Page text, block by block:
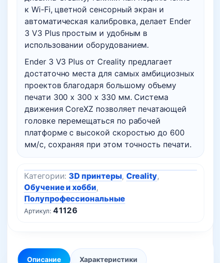
к Wi-Fi, цветной сенсорный экран и
автоматическая калибровка, делает Ender
3 V3 Plus простым и удобным в
использовании оборудованием.
Ender 3 V3 Plus от Creality предлагает
достаточно места для самых амбициозных
проектов благодаря большому объему
печати 300 x 300 x 330 мм. Система
движения CoreXZ позволяет печатающей
головке перемещаться по рабочей
платформе с высокой скоростью до 600
мм/с, сохраняя при этом точность печати.
Артикул:41126
Категории: 3D принтеры, Creality,
Обучение и хобби,
Полупрофессиональные
Описание Характеристики